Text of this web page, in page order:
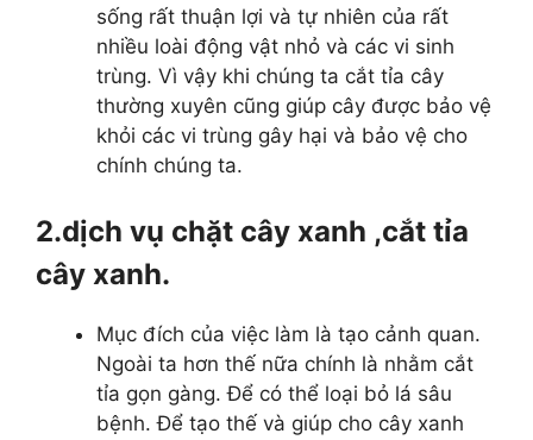
sống rất thuận lợi và tự nhiên của rất
nhiều loài động vật nhỏ và các vi sinh
trùng. Vì vậy khi chúng ta cắt tỉa cây
thường xuyên cũng giúp cây được bảo vệ
khỏi các vi trùng gây hại và bảo vệ cho
chính chúng ta.
2.dịch vụ chặt cây xanh ,cắt tỉa
cây xanh.
Mục đích của việc làm là tạo cảnh quan.
Ngoài ta hơn thế nữa chính là nhằm cắt
tỉa gọn gàng. Để có thể loại bỏ lá sâu
bệnh. Để tạo thế và giúp cho cây xanh